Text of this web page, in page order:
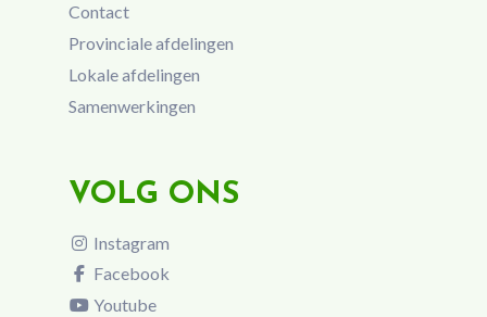
Contact
Provinciale afdelingen
Lokale afdelingen
Samenwerkingen
VOLG ONS
Instagram
Facebook
Youtube